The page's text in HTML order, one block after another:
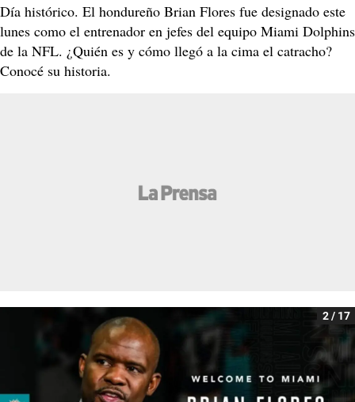
Día histórico. El hondureño Brian Flores fue designado este
lunes como el entrenador en jefes del equipo Miami Dolphins
de la NFL. ¿Quién es y cómo llegó a la cima el catracho?
Conocé su historia.
2 / 17